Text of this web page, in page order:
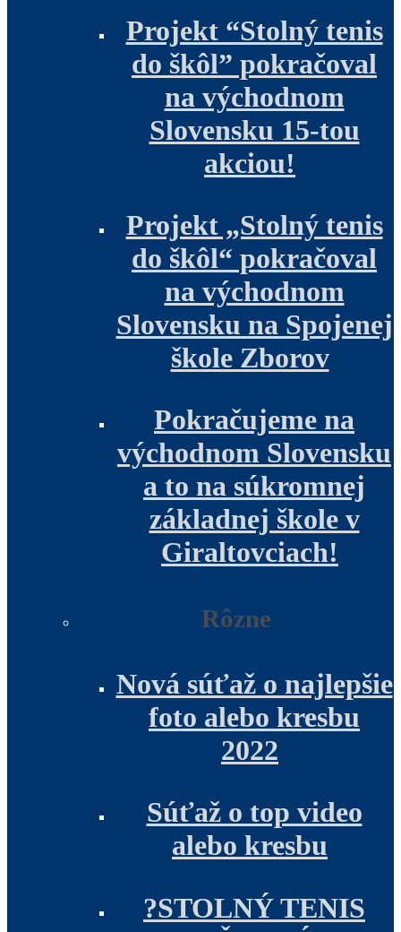
Projekt “Stolný tenis
do škôl” pokračoval
na východnom
Slovensku 15-tou
akciou!
Projekt „Stolný tenis
do škôl“ pokračoval
na východnom
Slovensku na Spojenej
škole Zborov
Pokračujeme na
východnom Slovensku
a to na súkromnej
základnej škole v
Giraltovciach!
Rôzne
Nová súťaž o najlepšie
foto alebo kresbu
2022
Súťaž o top video
alebo kresbu
?STOLNÝ TENIS